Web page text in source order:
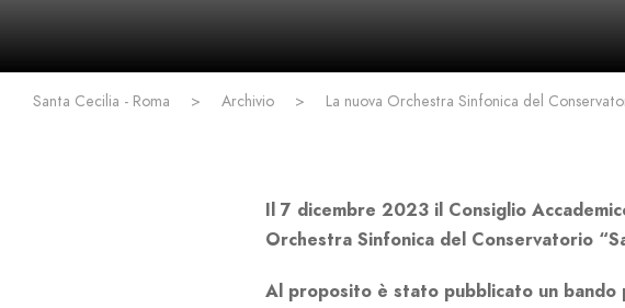
Santa Cecilia - Roma > Archivio > La nuova Orchestra Sinfonica del
Il 7 dicembre 2023 il Consiglio
Orchestra Sinfonica del Conservatorio
Al proposito è stato pubblicato un bando